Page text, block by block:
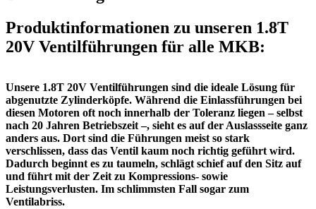
Produktinformationen zu unseren 1.8T
20V Ventilführungen für alle MKB:
Unsere 1.8T 20V Ventilführungen sind die ideale Lösung für
abgenutzte Zylinderköpfe. Während die Einlassführungen bei
diesen Motoren oft noch innerhalb der Toleranz liegen – selbst
nach 20 Jahren Betriebszeit –, sieht es auf der Auslassseite ganz
anders aus. Dort sind die Führungen meist so stark
verschlissen, dass das Ventil kaum noch richtig geführt wird.
Dadurch beginnt es zu taumeln, schlägt schief auf den Sitz auf
und führt mit der Zeit zu Kompressions- sowie
Leistungsverlusten. Im schlimmsten Fall sogar zum
Ventilabriss.